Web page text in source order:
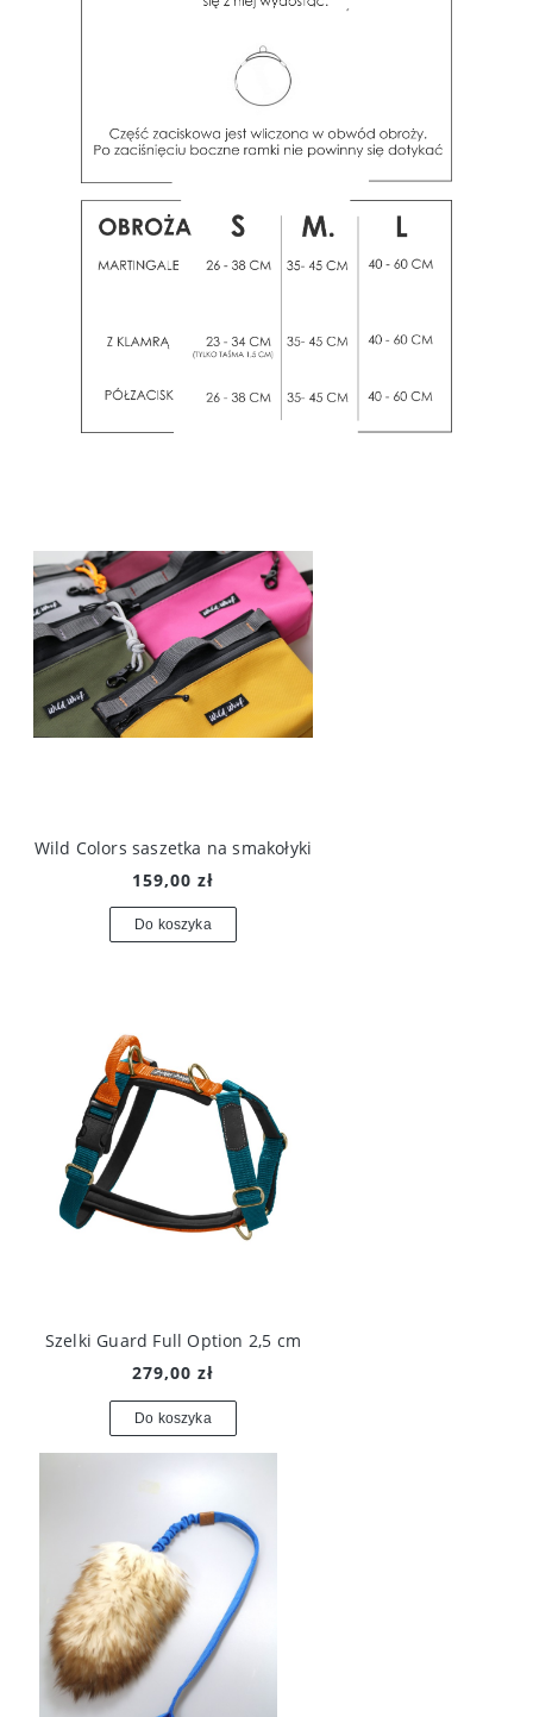
Wild Colors saszetka na smakołyki
159,00 zł
Do koszyka
Szelki Guard Full Option 2,5 cm
279,00 zł
Do koszyka